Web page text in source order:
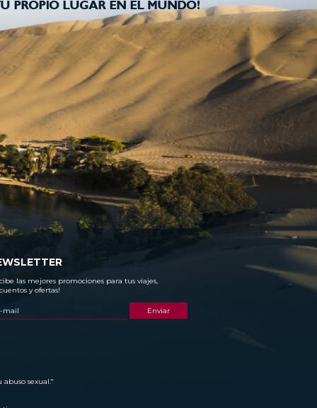
PROPIO LUGAR EN EL MUNDO!
las mejores promociones para tus viajes,
y ofertas!
abuso sexual."